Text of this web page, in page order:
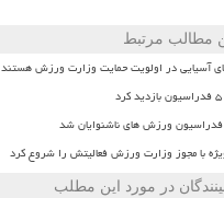
مطالب مرتبط
آسیایی در اولویت حمایت وزارت ورزش هستند
ورزش های ناشنوایان شد
با مجوز وزارت ورزش فعالیتش را شروع کرد
در مورد این مطلب